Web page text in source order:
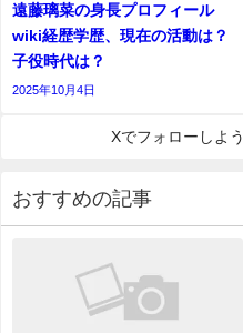
遠藤璃菜の身長プロフィール
wiki経歴学歴、現在の活動は？
子役時代は？
2025年10月4日
Xでフォローしよう
おすすめの記事